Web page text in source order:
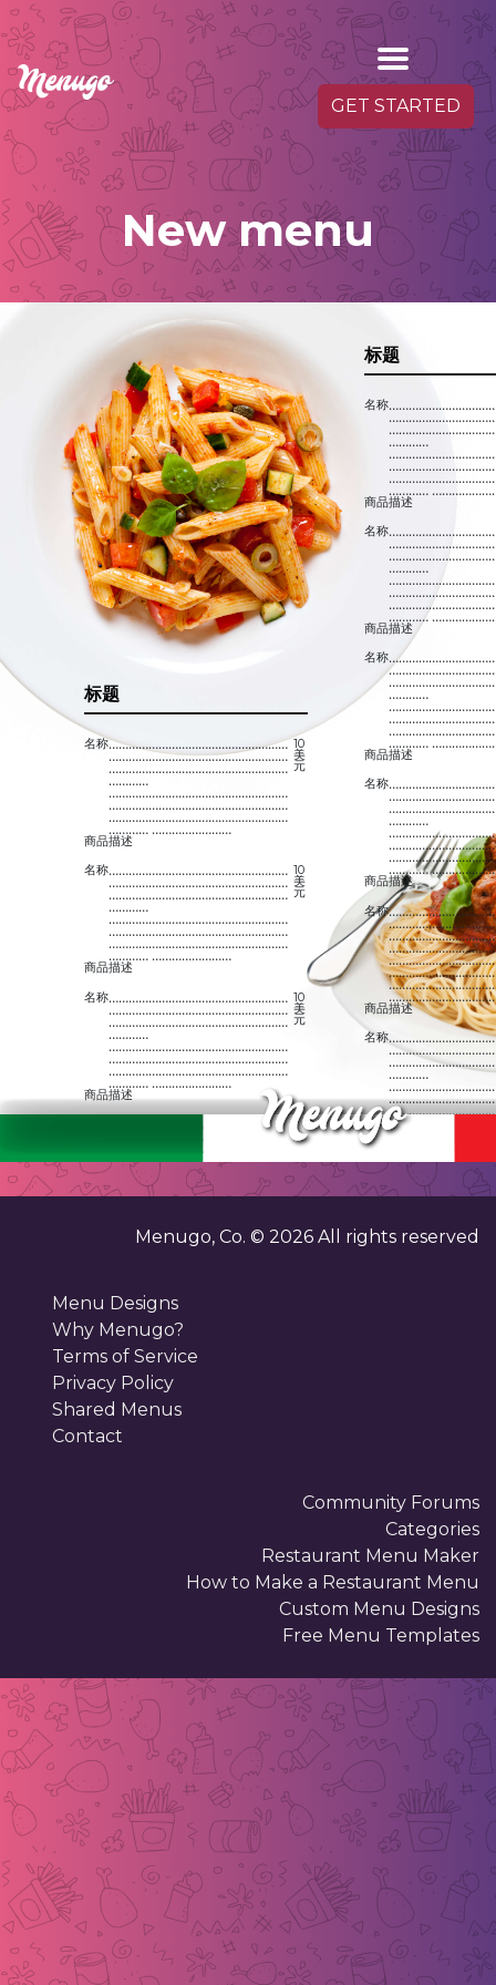
GET STARTED
New menu
标题
名称………………………………………………
………………………………………………
………………………………………………
…………
………………………………………………
………………………………………………
………………………………………………
………… ……………………
10
美
元
商品描述
名称………………………………………………
………………………………………………
………………………………………………
…………
………………………………………………
………………………………………………
………………………………………………
………… ……………………
10
美
元
商品描述
名称………………………………………………
………………………………………………
………………………………………………
…………
………………………………………………
………………………………………………
………………………………………………
………… ……………………
10
美
元
商品描述
………………………………………………
………………………………………………
…………
………………………………………………
………………………………………………
………………………………………………
10
美
元
………………………………………………
………………………………………………
………………………………………………
………………………………………………
………… ……………………
商品描述
名称 ………………………………………………
………………………………………………
………………………………………………
…………
………………………………………………
………………………………………………
………………………………………………
………………………………………………
………… ……………………
10
美
………………………………………………
………………………………………………
………………………………………………
………………………………………………
………………………………………………
………… ……………………
10
美
商品描述
标题
名称
…………
…………
商品描述
名称
…………
…………
商品描述
名称
…………
…………
商品描述
名称
…………
…………
商品描述
名称
商品描述
名称
…………
…………
商品描述
名称
…………
…………
商品描述
…………
…………
商品描述
Menugo, Co. © 2026 All rights reserved
Menu Designs
Why Menugo?
Terms of Service
Privacy Policy
Shared Menus
Contact
Community Forums
Categories
Restaurant Menu Maker
How to Make a Restaurant Menu
Custom Menu Designs
Free Menu Templates